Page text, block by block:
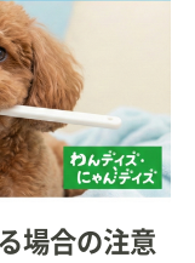
場合の注意